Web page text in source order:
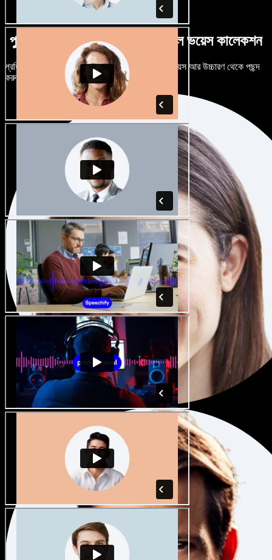
পুরুষ-নারী ভেদে নানান উচ্চারণে বিশাল ভয়েস কালেকশন
প্রতিটি প্রজেক্টকে আলাদা শোনাতে দিন। শত শত AI ভয়েস আর উচ্চারণ থেকে পছন্দ
করুন, নিজের মতো টিউন করুন।